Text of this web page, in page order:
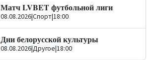
Матч LVBET футбольной лиги
08.08.2026|Спорт|18:00
Дни белорусской культуры
08.08.2026|Другое|18:00